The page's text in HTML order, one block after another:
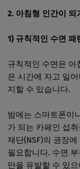
2. 아침형 인간이 되
1) 규칙적인 수면 패
규칙적인 수면은 아
은 시간에 자고 일
지할 수 있습니다.
밤에는 스마트폰이
가 되는 카페인 섭
재단(NSF)의 권장
필요합니다. 수면
만을 유발할 수 있